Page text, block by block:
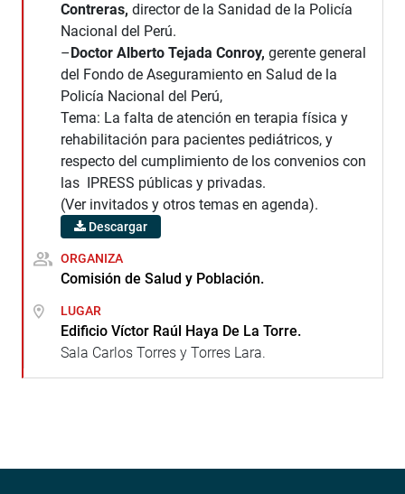
Contreras, director de la Sanidad de la Policía
Nacional del Perú.
–Doctor Alberto Tejada Conroy, gerente general
del Fondo de Aseguramiento en Salud de la
Policía Nacional del Perú,
Tema: La falta de atención en terapia física y
rehabilitación para pacientes pediátricos, y
respecto del cumplimiento de los convenios con
las IPRESS públicas y privadas.
(Ver invitados y otros temas en agenda).
Descargar
ORGANIZA
Comisión de Salud y Población.
LUGAR
Edificio Víctor Raúl Haya De La Torre.
Sala Carlos Torres y Torres Lara.